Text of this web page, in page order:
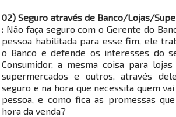
02) Seguro através de Banco/Lojas/
: Não faça seguro com o Gerente do
pessoa habilitada para esse fim, ele
o Banco e defende os interesses do
Consumidor, a mesma coisa para
supermercados e outros, através
seguro e na hora que necessita quem
pessoa, e como fica as promessas
hora da venda?